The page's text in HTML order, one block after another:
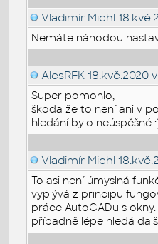
Vladimír Michl
Nemáte náhodou
AlesRFK 18.kvě.2020
Super pomohlo,
škoda že to není ani v
hledání bylo neúspěšné
Vladimír Michl
To asi není úmyslná
vyplývá z principu
práce AutoCADu s
případně lépe hledá